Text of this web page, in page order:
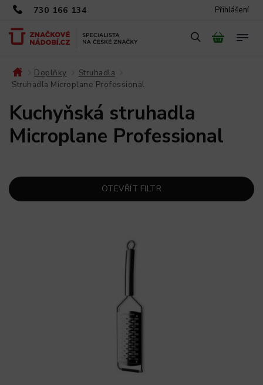
730 166 134 Přihlášení
Doplňky Struhadla
Struhadla Microplane Professional
Kuchyňská struhadla
Microplane Professional
OTEVŘÍT FILTR